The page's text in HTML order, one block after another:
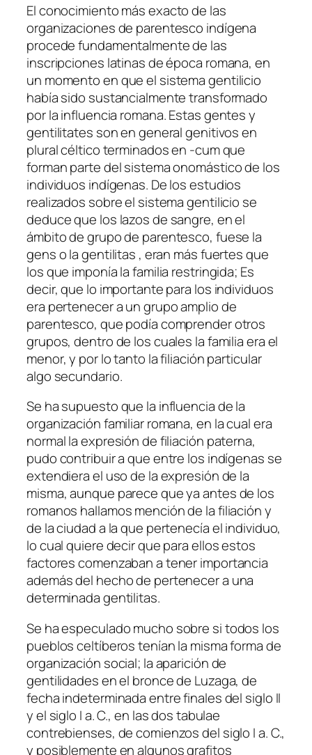
El conocimiento más exacto de las
organizaciones de parentesco indígena
procede fundamentalmente de las
inscripciones latinas de época romana, en
un momento en que el sistema gentilicio
había sido sustancialmente transformado
por la influencia romana. Estas gentes y
gentilitates son en general genitivos en
plural céltico terminados en -cum que
forman parte del sistema onomástico de los
individuos indígenas. De los estudios
realizados sobre el sistema gentilicio se
deduce que los lazos de sangre, en el
ámbito de grupo de parentesco, fuese la
gens o la gentilitas , eran más fuertes que
los que imponía la familia restringida; Es
decir, que lo importante para los individuos
era pertenecer a un grupo amplio de
parentesco, que podía comprender otros
grupos, dentro de los cuales la familia era el
menor, y por lo tanto la filiación particular
algo secundario.
Se ha supuesto que la influencia de la
organización familiar romana, en la cual era
normal la expresión de filiación paterna,
pudo contribuir a que entre los indígenas se
extendiera el uso de la expresión de la
misma, aunque parece que ya antes de los
romanos hallamos mención de la filiación y
de la ciudad a la que pertenecía el individuo,
lo cual quiere decir que para ellos estos
factores comenzaban a tener importancia
además del hecho de pertenecer a una
determinada gentilitas.
Se ha especulado mucho sobre si todos los
pueblos celtíberos tenían la misma forma de
organización social; la aparición de
gentilidades en el bronce de Luzaga, de
fecha indeterminada entre finales del siglo II
y el siglo I a. C., en las dos tabulae
contrebienses, de comienzos del siglo I a. C.,
y posiblemente en algunos grafitos